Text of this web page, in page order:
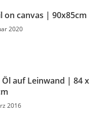
canvas | 90x85cm
2020
auf Leinwand | 84 x
2016